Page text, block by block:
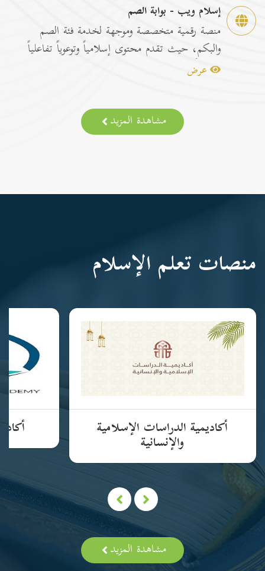
إسلام ويب - بوابة الصم
منصة رقمية متخصصة وموجهة لخدمة فئة الصم
والبكم، حيث تقدم محتوى إسلامياً وتوعوياً تفاعلياً
مترجماً با...
عرض
مشاهدة المزيد
منصات تعلم الإسلام
أكاديمية الدراسات الإسلامية
والإنسانية
مشاهدة المزيد